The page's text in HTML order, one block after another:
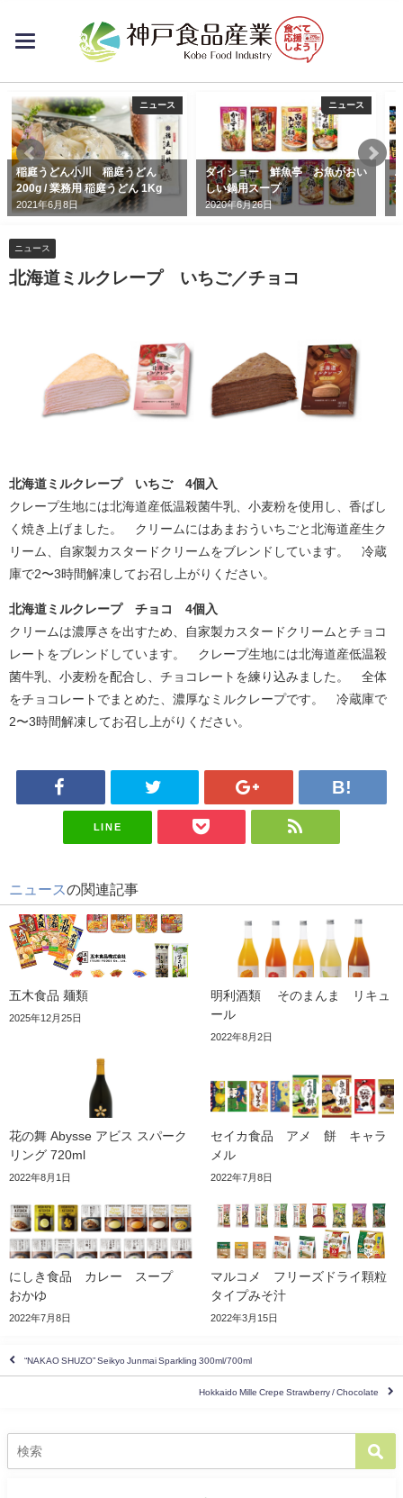
toggle
ニュース
稲庭うどん小川 稲庭うどん
200g / 業務用 稲庭うどん 1Kg
2021年6月8日
ニュース
ダイショー 鮮魚亭 お魚がおい
しい鍋用スープ
2020年6月26日
ニュース
北海道ミルクレープ いちご／チョコ
北海道ミルクレープ いちご 4個入
クレープ生地には北海道産低温殺菌牛乳、小麦粉を使用し、香ばし
く焼き上げました。 クリームにはあまおういちごと北海道産生ク
リーム、自家製カスタードクリームをブレンドしています。 冷蔵
庫で2〜3時間解凍してお召し上がりください。
北海道ミルクレープ チョコ 4個入
クリームは濃厚さを出すため、自家製カスタードクリームとチョコ
レートをブレンドしています。 クレープ生地には北海道産低温殺
菌牛乳、小麦粉を配合し、チョコレートを練り込みました。 全体
をチョコレートでまとめた、濃厚なミルクレープです。 冷蔵庫で
2〜3時間解凍してお召し上がりください。
LINE
ニュースの関連記事
五木食品 麺類
2025年12月25日
明利酒類 そのまんま リキュ
ール
2022年8月2日
花の舞 Abysse アビス スパーク
リング 720ml
2022年8月1日
セイカ食品 アメ 餅 キャラ
メル
2022年7月8日
にしき食品 カレー スープ
おかゆ
2022年7月8日
マルコメ フリーズドライ顆粒
タイプみそ汁
2022年3月15日
“NAKAO SHUZO” Seikyo Junmai Sparkling 300ml/700ml
Hokkaido Mille Crepe Strawberry / Chocolate